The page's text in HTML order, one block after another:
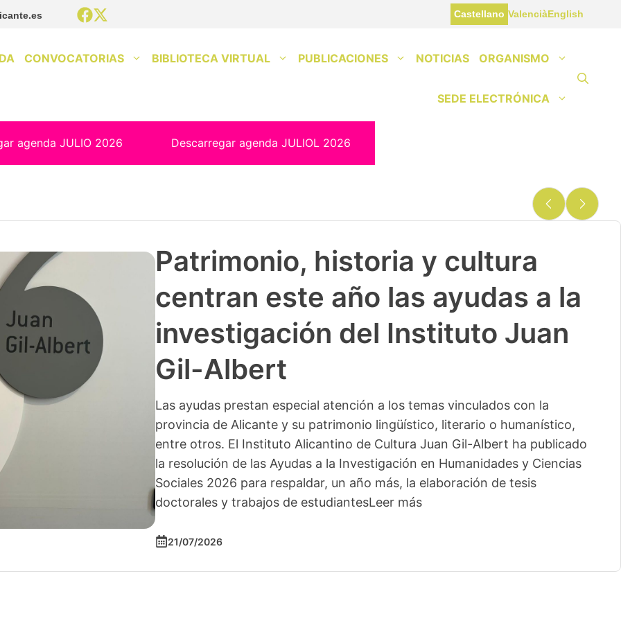
Castellano ValenciàEnglish
CONVOCATORIAS BIBLIOTECA VIRTUAL PUBLICACIONES NOTICIAS ORGANISMO
SEDE ELECTRÓNICA
agenda JULIO 2026 Descarregar agenda JULIOL 2026
Patrimonio, historia y cultura
centran este año las ayudas a la
investigación del Instituto Juan
Gil-Albert
Las ayudas prestan especial atención a los temas vinculados con la
provincia de Alicante y su patrimonio lingüístico, literario o humanístico,
entre otros. El Instituto Alicantino de Cultura Juan Gil-Albert ha publicado
la resolución de las Ayudas a la Investigación en Humanidades y Ciencias
Sociales 2026 para respaldar, un año más, la elaboración de tesis
doctorales y trabajos de estudiantesLeer más
21/07/2026